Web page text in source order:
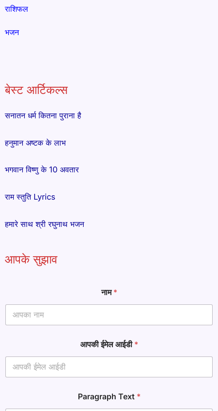
राशिफल
भजन
बेस्ट आर्टिकल्स
सनातन धर्म कितना पुराना है
हनुमान अष्टक के लाभ
भगवान विष्णु के 10 अवतार
राम स्तुति Lyrics
हमारे साथ श्री रघुनाथ भजन
आपके सुझाव
मे
ल
आ
प
की
नाम*
आपकी ईमेल आईडी *
Paragraph Text *